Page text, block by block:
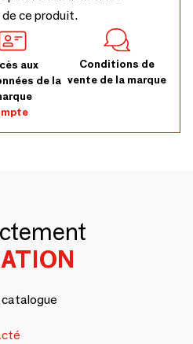
ce produit.
aux
de la
Conditions de
vente de la marque